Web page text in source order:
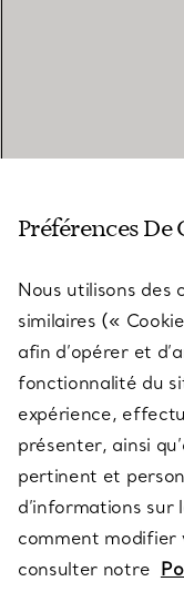
SERVICES
À PROPOS
QUESTIONS LÉGALES
SUIVEZ-NOUS
Préférences De
Nous utilisons des
similaires («
afin d’opérer et
fonctionnalité du
expérience,
présenter, ainsi
pertinent et
d’informations sur
comment modifier
consulter notre